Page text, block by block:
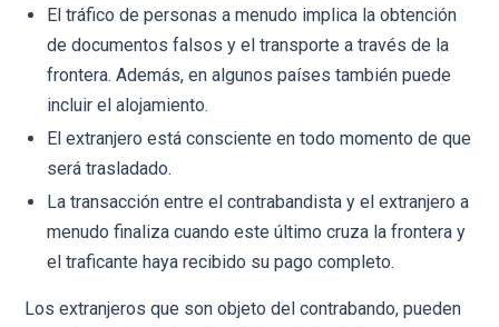
El tráfico de personas a menudo implica la obtención
de documentos falsos y el transporte a través de la
frontera. Además, en algunos países también puede
incluir el alojamiento.
El extranjero está consciente en todo momento de que
será trasladado.
La transacción entre el contrabandista y el extranjero a
menudo finaliza cuando este último cruza la frontera y
el traficante haya recibido su pago completo.
Los extranjeros que son objeto del contrabando, pueden